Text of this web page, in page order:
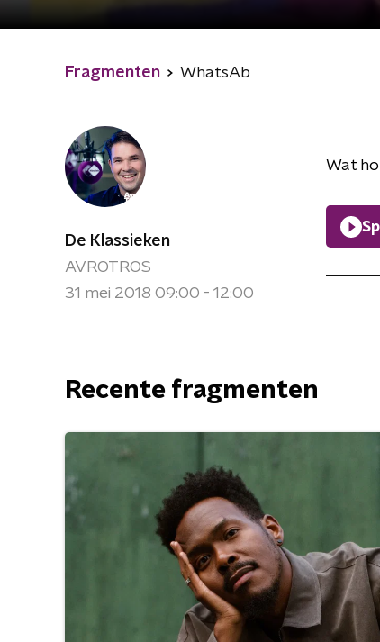
Fragmenten WhatsAb
De Klassieken
AVROTROS
31 mei 2018 09:00 - 12:00
Wat
Recente fragmenten